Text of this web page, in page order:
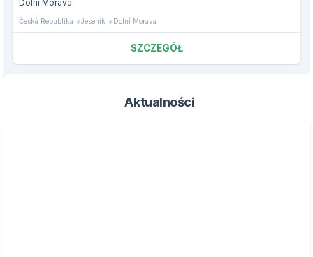
Dolní Morava.
Česká Republika Jesenik Dolní Morava
SZCZEGÓŁ
Aktualności